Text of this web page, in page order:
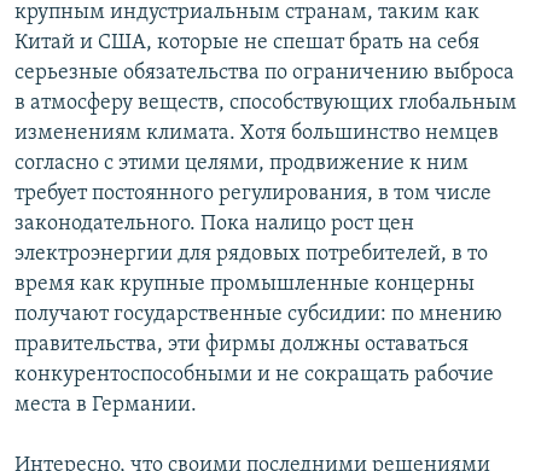
крупным индустриальным странам, таким как
Китай и США, которые не спешат брать на себя
серьезные обязательства по ограничению выброса
в атмосферу веществ, способствующих глобальным
изменениям климата. Хотя большинство немцев
согласно с этими целями, продвижение к ним
требует постоянного регулирования, в том числе
законодательного. Пока налицо рост цен
электроэнергии для рядовых потребителей, в то
время как крупные промышленные концерны
получают государственные субсидии: по мнению
правительства, эти фирмы должны оставаться
конкурентоспособными и не сокращать рабочие
места в Германии.
Интересно, что своими последними решениями